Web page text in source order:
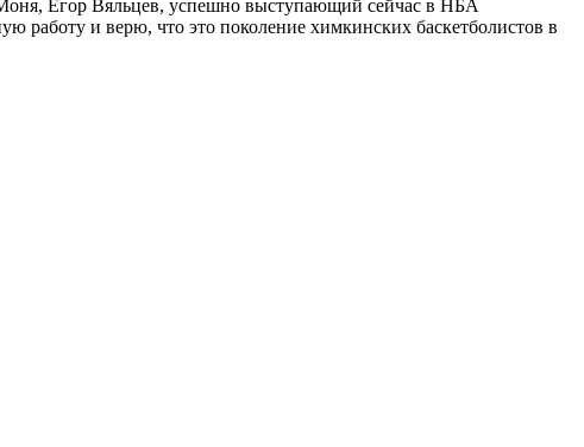
Егор Вяльцев, успешно выступающий сейчас в НБА
работу и верю, что это поколение химкинских баскетболистов в